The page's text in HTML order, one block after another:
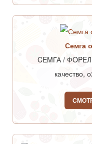
Семга
CEMГА /
качество,